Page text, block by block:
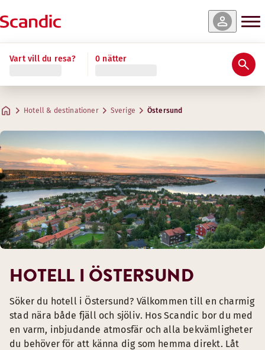
Vart vill du resa? 0 nätter
Hotell & destinationer Sverige Östersund
HOTELL I ÖSTERSUND
Söker du hotell i Östersund? Välkommen till en charmig
stad nära både fjäll och sjöliv. Hos Scandic bor du med
en varm, inbjudande atmosfär och alla bekvämligheter
du behöver för att känna dig som hemma direkt. Låt